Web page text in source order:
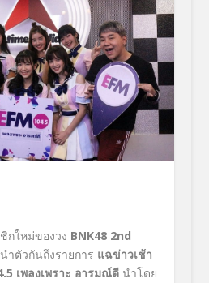
กใหม่ของวง BNK48 2nd
ำตัวกันถึงรายการ แฉข่าวเช้า
เพลงเพราะ อารมณ์ดีนำโดย